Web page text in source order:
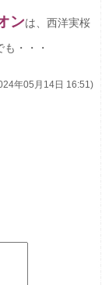
ンは、西洋実桜
・・・
年05月14日 16:51)